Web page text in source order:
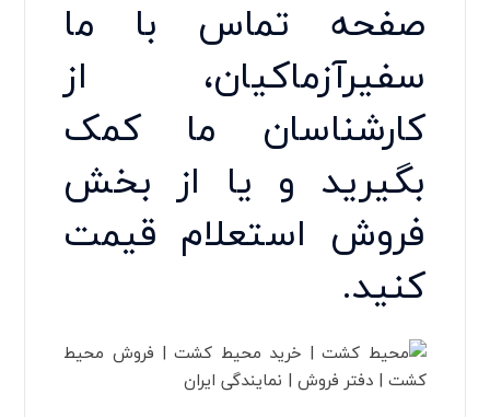
صفحه تماس با ما
سفیرآزماکیان، از
کارشناسان ما کمک
بگیرید و یا از بخش
فروش استعلام قیمت
کنید.